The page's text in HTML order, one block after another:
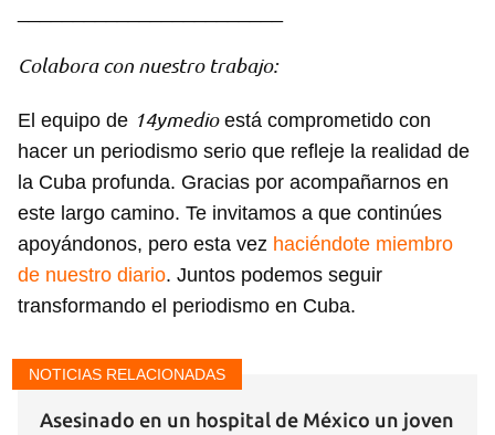
Colabora con nuestro trabajo:
El equipo de 14ymedioestá comprometido con
hacer un periodismo serio que refleje la realidad de
la Cuba profunda. Gracias por acompañarnos en
este largo camino. Te invitamos a que continúes
apoyándonos, pero esta vez haciéndote miembro
de nuestro diario. Juntos podemos seguir
transformando el periodismo en Cuba.
NOTICIAS RELACIONADAS
Asesinado en un hospital de México un joven